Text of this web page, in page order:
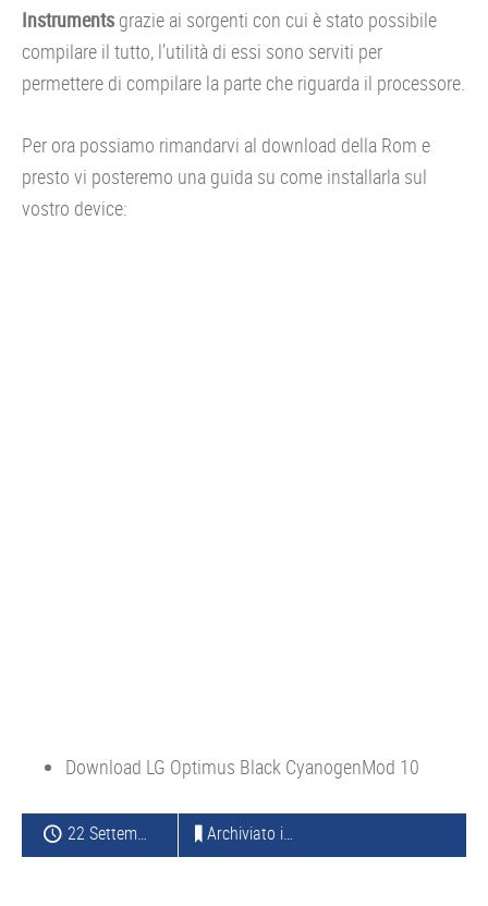
Instruments grazie ai sorgenti con cui è stato possibile
compilare il tutto, l’utilità di essi sono serviti per
permettere di compilare la parte che riguarda il processore.
Per ora possiamo rimandarvi al download della Rom e
presto vi posteremo una guida su come installarla sul
vostro device:
Download LG Optimus Black CyanogenMod 10
22 Settembre 2012 Archiviato in: